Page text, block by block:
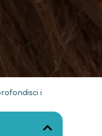
i